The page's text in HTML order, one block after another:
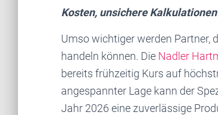
Kosten, unsichere
Umso wichtiger werden Partner,
handeln können. Die Nadler
bereits frühzeitig Kurs auf
angespannter Lage kann der
Jahr 2026 eine zuverlässige